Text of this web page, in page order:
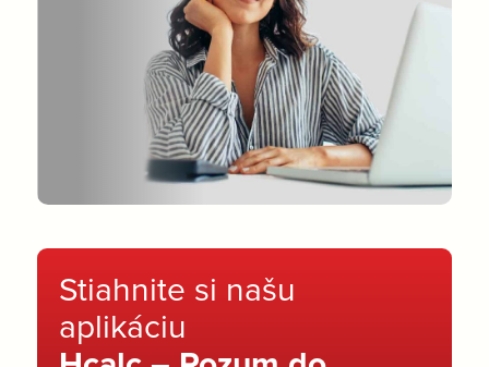
Stiahnite si našu
aplikáciu